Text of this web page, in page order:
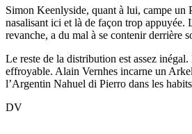
Simon Keenlyside, quant à lui, campe un
nasalisant ici et là de façon trop
revanche, a du mal à se contenir derrière
Le reste de la distribution est assez
effroyable. Alain Vernhes incarne un
l’Argentin Nahuel di Pierro dans les
DV